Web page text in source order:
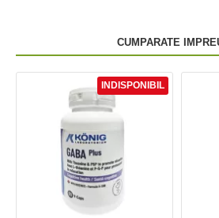
CUMPARATE
INDISPONIBIL